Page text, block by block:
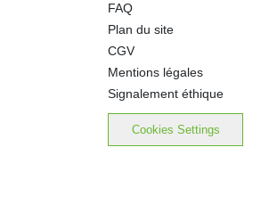
FAQ
Plan du site
CGV
Mentions légales
Signalement éthique
Cookies Settings